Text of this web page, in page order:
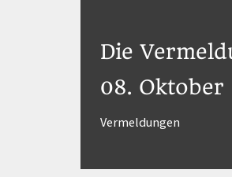
Die
08. Oktober
Vermeldungen